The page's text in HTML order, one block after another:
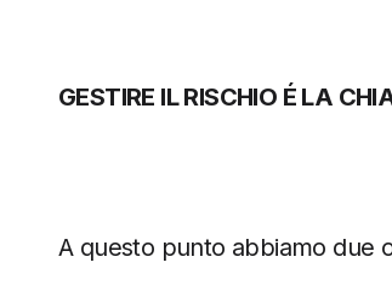
GESTIRE IL RISCHIO É LA
A questo punto abbiamo due